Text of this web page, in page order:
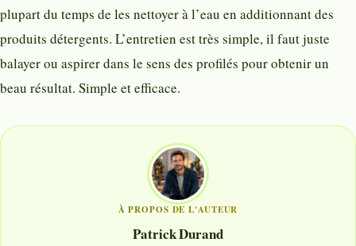
plupart du temps de les nettoyer à l’eau en additionnant des
produits détergents. L’entretien est très simple, il faut juste
balayer ou aspirer dans le sens des profilés pour obtenir un
beau résultat. Simple et efficace.
À PROPOS DE L'AUTEUR
Patrick Durand